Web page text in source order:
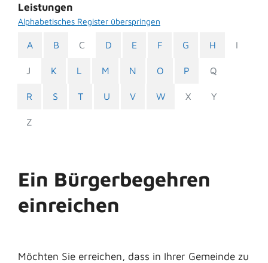
Leistungen
Alphabetisches Register überspringen
A B C D E F G H I
J K L M N O P Q
R S T U V W X Y
Z
Ein Bürgerbegehren
einreichen
Möchten Sie erreichen, dass in Ihrer Gemeinde zu